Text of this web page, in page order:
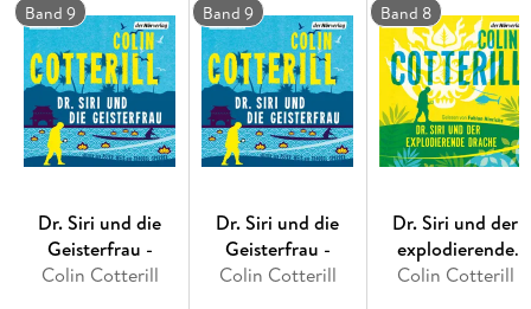
Jan Josef Liefers ist wie geschaffen dafür, sich in besonders
schräge Charaktere hineinzufühlen. Der des Dr. Siri dürfte
ihm nicht schwergefallen sein ¿ schließlich spielt er im
"Tatort" seit Jahren quasi einen Kollegen von Dr. Siri, der
zudem ähnlich verschroben ist. Man hört einfach, dass
Liefers großen Spaß an diesem Buch hatte.
Band 9
Dr. Siri und die
Geisterfrau -
Colin Cotterill
Band 9
Dr. Siri und die
Geisterfrau -
Colin Cotterill
Band 8
Dr. Siri und der
explodierende
Drache
Colin Cotterill